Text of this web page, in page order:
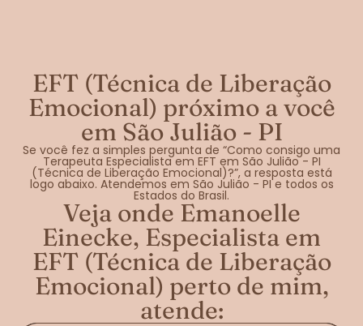
EFT (Técnica de Liberação
Emocional) próximo a você
em São Julião - PI
Se você fez a simples pergunta de “Como consigo uma
Terapeuta Especialista em EFT em São Julião - PI
(Técnica de Liberação Emocional)?”, a resposta está
logo abaixo. Atendemos em São Julião - PI e todos os
Estados do Brasil.
Veja onde Emanoelle
Einecke, Especialista em
EFT (Técnica de Liberação
Emocional) perto de mim,
atende: